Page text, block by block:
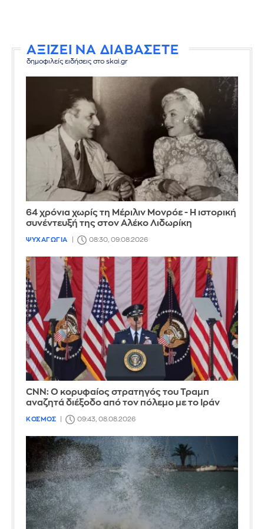
ΑΞΙΖΕΙ ΝΑ ΔΙΑΒΑΣΕΤΕ
δημοφιλείς ειδήσεις στο skai.gr
64 χρόνια χωρίς τη Μέριλιν Μονρόε - Η ιστορική
συνέντευξή της στον Αλέκο Λιδωρίκη
ΨΥΧΑΓΩΓΙΑ 08:30, 09.08.2026
CNN: Ο κορυφαίος στρατηγός του Τραμπ
αναζητά διέξοδο από τον πόλεμο με το Ιράν
ΚΟΣΜΟΣ 09:43, 08.08.2026